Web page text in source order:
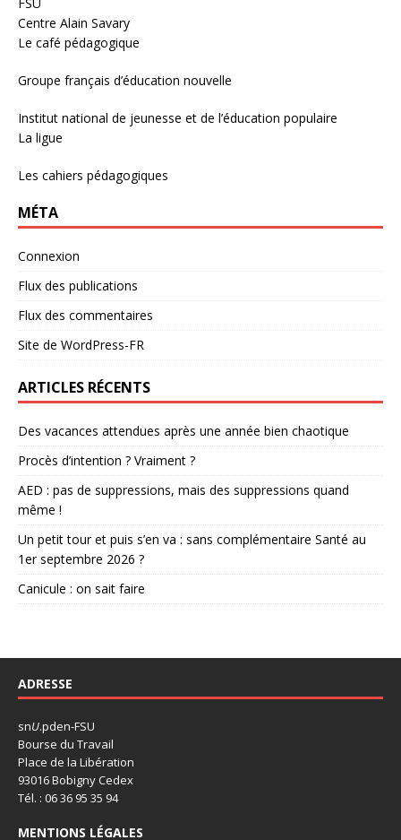
Centre Alain Savary
Le café pédagogique
Groupe français d’éducation nouvelle
Institut national de jeunesse et de l’éducation populaire
La ligue
Les cahiers pédagogiques
MÉTA
Connexion
Flux des publications
Flux des commentaires
Site de WordPress-FR
ARTICLES RÉCENTS
Des vacances attendues après une année bien chaotique
Procès d’intention ? Vraiment ?
AED : pas de suppressions, mais des suppressions quand
même !
Un petit tour et puis s’en va : sans complémentaire Santé au
1er septembre 2026 ?
Canicule : on sait faire
ADRESSE
snU.pden-FSU
Bourse du Travail
Place de la Libération
93016 Bobigny Cedex
Tél. : 06 36 95 35 94
MENTIONS LÉGALES